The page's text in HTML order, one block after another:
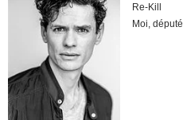
Re-Kill
Moi, député